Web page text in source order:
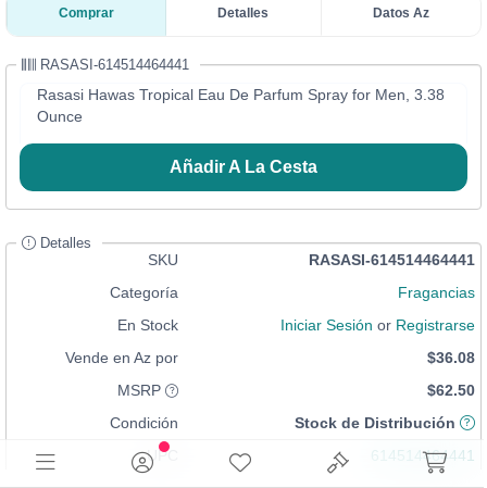
Comprar Detalles Datos Az
RASASI-614514464441
Rasasi Hawas Tropical Eau De Parfum Spray for Men, 3.38
Ounce
Añadir A La Cesta
Detalles
SKU
RASASI-614514464441
Categoría
Fragancias
En Stock
Iniciar Sesión or Registrarse
Vende en Az por
$36.08
MSRP
$62.50
Condición
Stock de Distribución
UPC
614514464441